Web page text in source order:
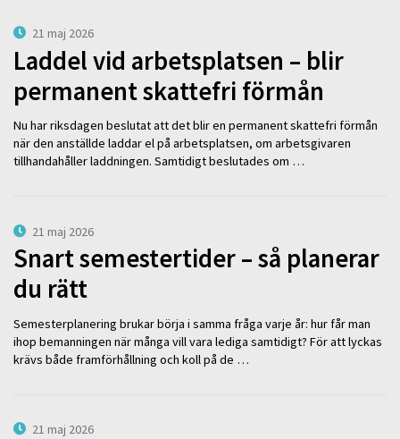
21 maj 2026
Laddel vid arbetsplatsen – blir
permanent skattefri förmån
Nu har riksdagen beslutat att det blir en permanent skattefri förmån
när den anställde laddar el på arbetsplatsen, om arbetsgivaren
tillhandahåller laddningen. Samtidigt beslutades om …
21 maj 2026
Snart semestertider – så planerar
du rätt
Semesterplanering brukar börja i samma fråga varje år: hur får man
ihop bemanningen när många vill vara lediga samtidigt? För att lyckas
krävs både framförhållning och koll på de …
21 maj 2026